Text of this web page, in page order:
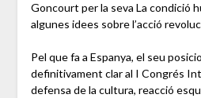
Goncourt per la seva La condició
algunes idees sobre l’acció
Pel que fa a Espanya, el seu
definitivament clar al I Congrés
defensa de la cultura, reacció